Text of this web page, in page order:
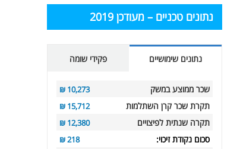
נתונים טכניים – מעודכן 2019
נתונים שימושיים פקידי שומה
שכר ממוצע במשק 10,273 ₪
תקרת שכר קרן השתלמות 15,712 ₪
תקרה שנתית לפיצויים 12,380 ₪
סכום נקודת זיכוי: 218 ₪